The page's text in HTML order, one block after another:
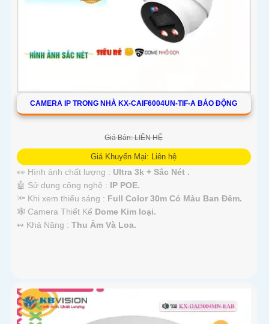
CAMERA IP TRONG NHÀ KX-CAIF6004UN-TIF-A BÁO ĐỘNG
Giá Bán: LIÊN HỆ
Giá Khuyến Mại: Liên hệ
👀 Hình ảnh chất lượng : Ultra 3k + Sắc Nét .
🤖️ Sử dụng công nghệ : IP POE.
🔦 Khi xem thiếu sáng : Full Color 30m Có Màu Ban Ðêm.
🕸️ Camera Thiết Kế Dome Kim loại.
️↭ Khả Năng : Thu Âm Và Loa.